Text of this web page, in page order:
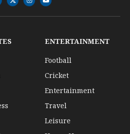
X
(Twitter)
InstagramYouTube
ENTERTAINMENT
Football
Cricket
Entertainment
Travel
Leisure